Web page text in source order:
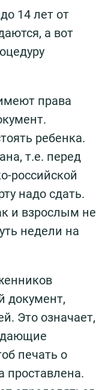
14 лет от
а вот
права
ребенка.
т.е. перед
российской
надо сдать.
и взрослым не
недели на
документ,
Это означает,
печать о
проставлена.